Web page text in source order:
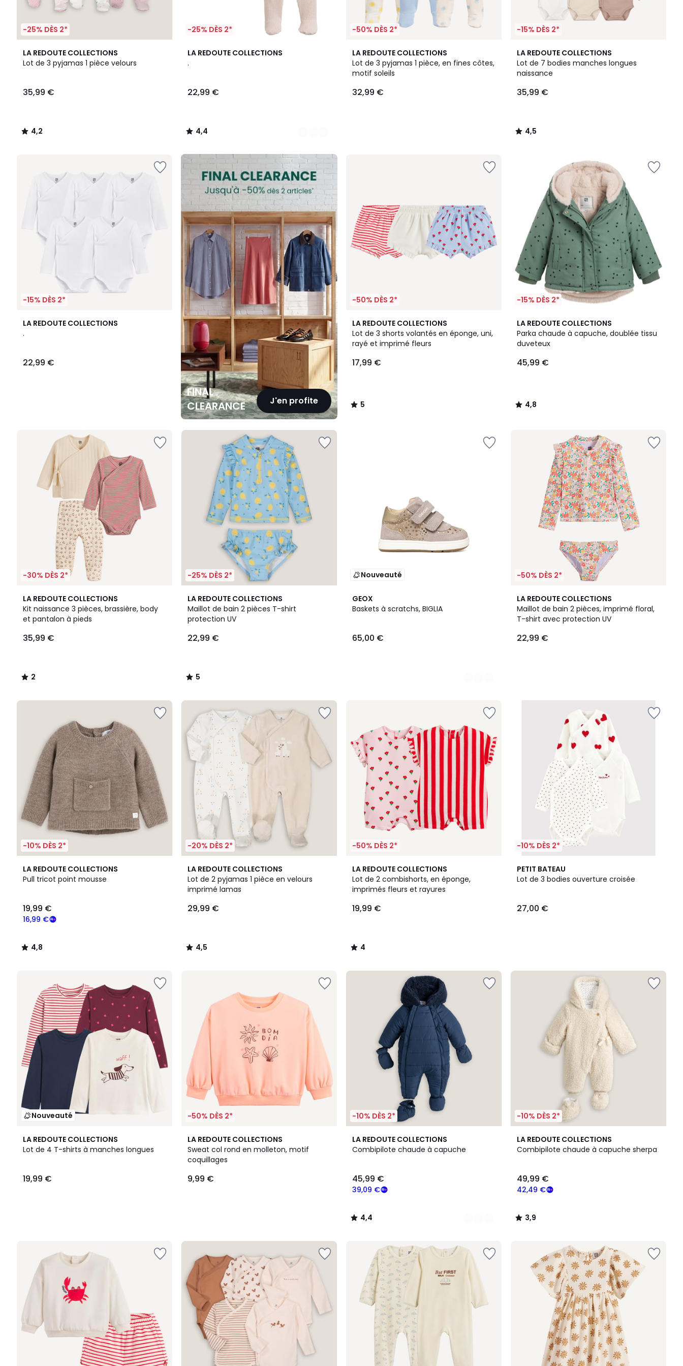
-25% DÈS 2*
LA REDOUTE COLLECTIONS
Lot de 3 pyjamas 1 pièce velours
€.
35,99 €
4,2
/ 5
4,2
/
-25% DÈS 2*
LA REDOUTE COLLECTIONS
.
22,99 €
4,4
2
Couleurs
4,4
/
-50% DÈS 2*
LA REDOUTE COLLECTIONS
Lot de 3 pyjamas 1 pièce, en fines côtes,
motif soleils
32,99 €
-15% DÈS 2*
LA REDOUTE COLLECTIONS
Lot de 7 bodies manches longues
naissance
35,99 €
4,5
/ 5
4,5
/
-15% DÈS 2*
LA REDOUTE COLLECTIONS
.
22,99 €
FINAL
CLEARANCE
J'en profite
FINAL
CLEARANCE
-50% DÈS 2*
LA REDOUTE COLLECTIONS
Lot de 3 shorts volantés en éponge, uni,
rayé et imprimé fleurs
17,99 €
5
/
5
5
/
-15% DÈS 2*
LA REDOUTE COLLECTIONS
Parka chaude à capuche, doublée tissu
duveteux
45,99 €
4,8
/ 5
4,8
/
-30% DÈS 2*
LA REDOUTE COLLECTIONS
Kit naissance 3 pièces, brassière, body
et pantalon à pieds
35,99 €
2
/
5
2
/
-25% DÈS 2*
LA REDOUTE COLLECTIONS
Maillot de bain 2 pièces T-shirt
protection UV
22,99 €
5
/
5
5
/
Nouveauté
GEOX
Baskets à scratchs, BIGLIA
65,00 €
2
Couleurs
-50% DÈS 2*
LA REDOUTE COLLECTIONS
Maillot de bain 2 pièces, imprimé floral,
T-shirt avec protection UV
22,99 €
-10% DÈS 2*
LA REDOUTE COLLECTIONS
Pull tricot point mousse
16,99 €
19,99 €
4,8
/ 5
4,8
/
-20% DÈS 2*
LA REDOUTE COLLECTIONS
Lot de 2 pyjamas 1 pièce en velours
imprimé lamas
29,99 €
4,5
/ 5
4,5
/
-50% DÈS 2*
LA REDOUTE COLLECTIONS
Lot de 2 combishorts, en éponge,
imprimés fleurs et rayures
19,99 €
4
/
5
4
/
-10% DÈS 2*
PETIT BATEAU
Lot de 3 bodies ouverture croisée
27,00 €
Nouveauté
LA REDOUTE COLLECTIONS
Lot de 4 T-shirts à manches longues
19,99 €
-50% DÈS 2*
LA REDOUTE COLLECTIONS
Sweat col rond en molleton, motif
coquillages
9,99 €
-10% DÈS 2*
LA REDOUTE COLLECTIONS
Combipilote chaude à capuche
39,09 €
45,99 €
4,4
/ 5
2
Couleurs
4,4
/
-10% DÈS 2*
LA REDOUTE COLLECTIONS
Combipilote chaude à capuche sherpa
42,49 €
49,99 €
3,9
/ 5
3,9
/